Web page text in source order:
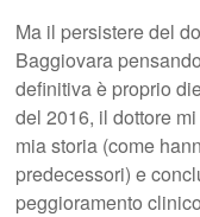
Ma il persistere del
Baggiovara
definitiva è proprio
del 2016, il dottore
mia storia (come
predecessori) e
peggioramento